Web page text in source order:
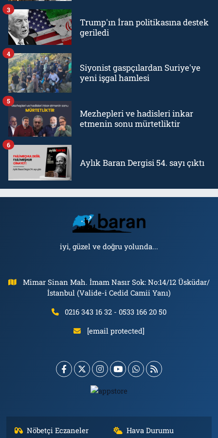
Trump'ın İran politikasına destek
geriledi
3
Siyonist gaspçılardan Suriye'ye
yeni işgal hamlesi
4
Mezhepleri ve hadisleri inkar
etmenin sonu mürtetliktir
5
Aylık Baran Dergisi 54. sayı çıktı
6
iyi, güzel ve doğru yolunda...
Mimar Sinan Mah. İmam Nasır Sok: No:14/12 Üsküdar/
İstanbul (Valide-i Cedid Camii Yanı)
0216 343 16 32 - 0533 166 20 50
[email protected]
Nöbetçi Eczaneler Hava Durumu